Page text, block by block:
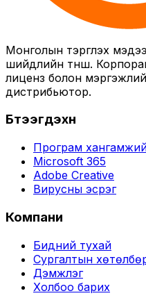
Монголын тэргүүлэх
шийдлийн түнш.
лиценз болон
дистрибьютор.
Бүтээгдэхүүн
Програм
Microsoft 365
Adobe Creative
Вирусны эсрэг
Компани
Бидний тухай
Сургалтын
Дэмжлэг
Холбоо барих